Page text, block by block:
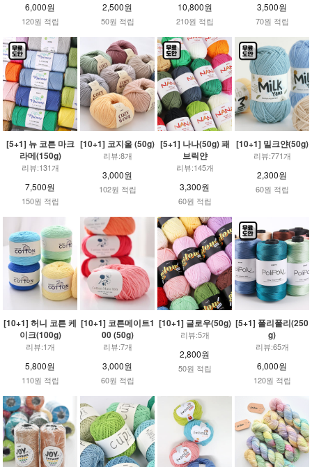
6,000원
120원 적립
2,500원
50원 적립
10,800원
210원 적립
3,500원
70원 적립
[5+1] 뉴 코튼 마크
라메(150g)
리뷰:131개
7,500원
150원 적립
[10+1] 코지울 (50g)
리뷰:8개
3,000원
102원 적립
[5+1] 나나(50g) 패
브릭얀
리뷰:145개
3,300원
60원 적립
[10+1] 밀크얀(50g)
리뷰:771개
2,300원
60원 적립
[10+1] 허니 코튼 케
이크(100g)
리뷰:1개
5,800원
110원 적립
[10+1] 코튼메이트1
00 (50g)
리뷰:7개
3,000원
60원 적립
[10+1] 글로우(50g)
리뷰:5개
2,800원
50원 적립
[5+1] 폴리폴리(250
g)
리뷰:65개
6,000원
120원 적립